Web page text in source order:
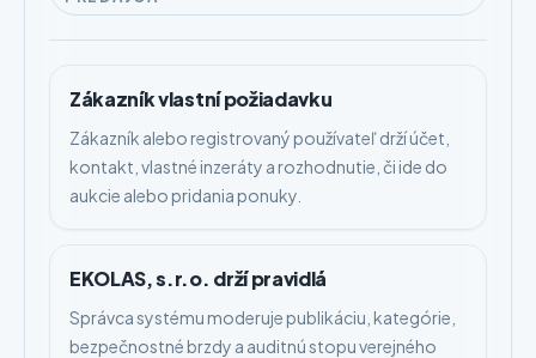
Zákazník vlastní požiadavku
Zákazník alebo registrovaný používateľ drží účet,
kontakt, vlastné inzeráty a rozhodnutie, či ide do
aukcie alebo pridania ponuky.
EKOLAS, s.r.o. drží pravidlá
Správca systému moderuje publikáciu, kategórie,
bezpečnostné brzdy a auditnú stopu verejného